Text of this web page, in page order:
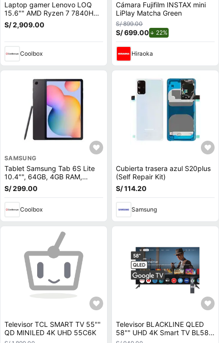
Laptop gamer Lenovo LOQ
15.6"" AMD Ryzen 7 7840HS,
512GB SSD, 16GB RAM, RTX
4050 6GB, Win11 Home, gris
S/ 2,909.00
Coolbox
Cámara Fujifilm INSTAX mini
LiPlay Matcha Green
S/ 899.00
S/ 699.00 22%
Hiraoka
SAMSUNG
Tablet Samsung Tab 6S Lite
10.4"", 64GB, 4GB RAM,
cámara principal 8MP y frontal
5MP, Octa-Core, 7040 mAh,
S/ 299.00
Coolbox
Cubierta trasera azul S20plus
(Self Repair Kit)
S/ 114.20
Samsung
Televisor TCL SMART TV 55""
QD MINILED 4K UHD 55C6K
Televisor BLACKLINE QLED
58"" UHD 4K Smart TV BL58-
T8000QD